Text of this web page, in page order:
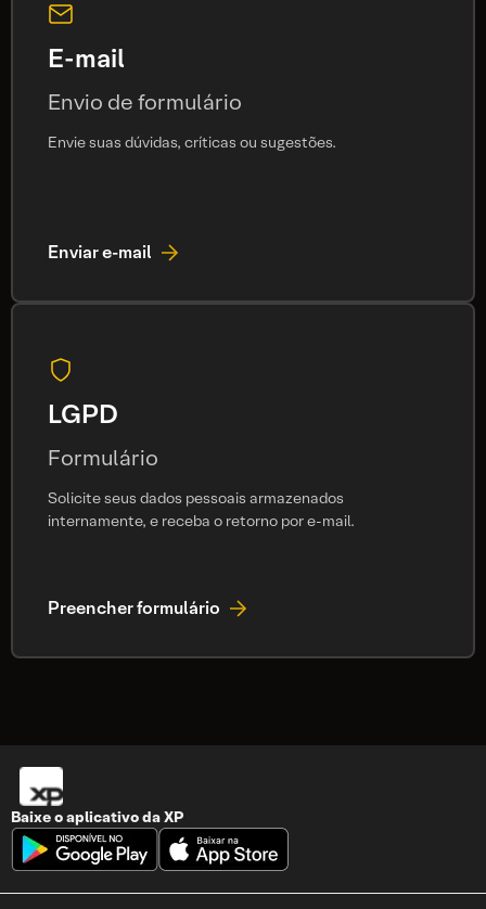
E-mail
Envio de formulário
Envie suas dúvidas, críticas ou sugestões.
Enviar e-mail
LGPD
Formulário
Solicite seus dados pessoais armazenados
internamente, e receba o retorno por e-mail.
Preencher formulário
Baixe o aplicativo daXP